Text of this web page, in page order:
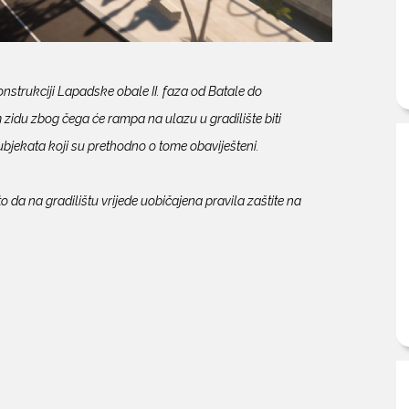
Lapadske obale II. faza od Batale do
zbog čega će rampa na ulazu u gradilište biti
koji su prethodno o tome obaviješteni.
da na gradilištu vrijede uobičajena pravila zaštite na